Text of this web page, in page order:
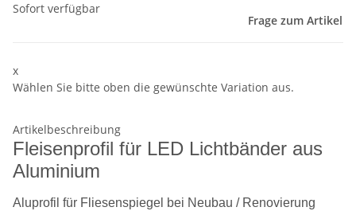
Sofort verfügbar
Frage zum Artikel
x
Wählen Sie bitte oben die gewünschte Variation aus.
Artikelbeschreibung
Fleisenprofil für LED Lichtbänder aus
Aluminium
Aluprofil für Fliesenspiegel bei Neubau / Renovierung